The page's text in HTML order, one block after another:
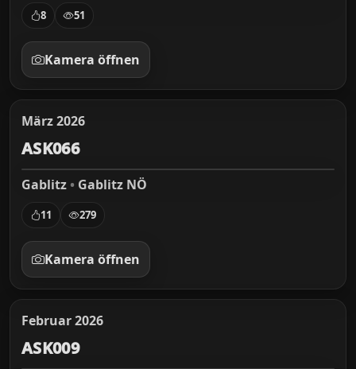
8 51
Kamera öffnen
März 2026
ASK066
Gablitz • Gablitz NÖ
11 279
Kamera öffnen
Februar 2026
ASK009